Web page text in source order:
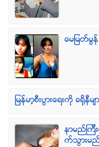
ေမျမတ္မြ
ျမန္မာ့စီးပြားေရးကို
နာမည္ၾကီ
က္သြားမ